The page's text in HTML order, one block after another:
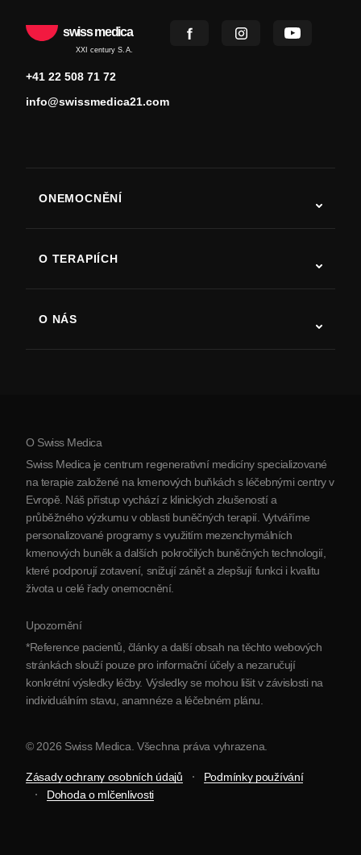
swiss medica
XXI century S.A.
+41 22 508 71 72
info@swissmedica21.com
ONEMOCNĚNÍ
Parkinsonova choroba
Artritida
O TERAPIÍCH
O NÁS
O Srbsku
Partnerství
Kontaktujte nás
O Swiss Medica
Swiss Medica je centrum regenerativní medicíny specializované
na terapie založené na kmenových buňkách s léčebnými centry v
Evropě. Náš přístup vychází z klinických zkušeností a
průběžného výzkumu v oblasti buněčných terapií. Vytváříme
personalizované programy s využitím mezenchymálních
kmenových buněk a dalších pokročilých buněčných technologií,
které podporují zotavení, snižují zánět a zlepšují funkci i kvalitu
života u celé řady onemocnění.
Upozornění
*Reference pacientů, články a další obsah na těchto webových
stránkách slouží pouze pro informační účely a nezaručují
konkrétní výsledky léčby. Výsledky se mohou lišit v závislosti na
individuálním stavu, anamnéze a léčebném plánu.
© 2026 Swiss Medica. Všechna práva vyhrazena.
Zásady ochrany osobních údajů
Podmínky používání
Dohoda o mlčenlivosti